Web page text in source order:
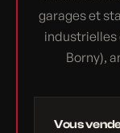
garages et
industrielles
Borny),
Vous